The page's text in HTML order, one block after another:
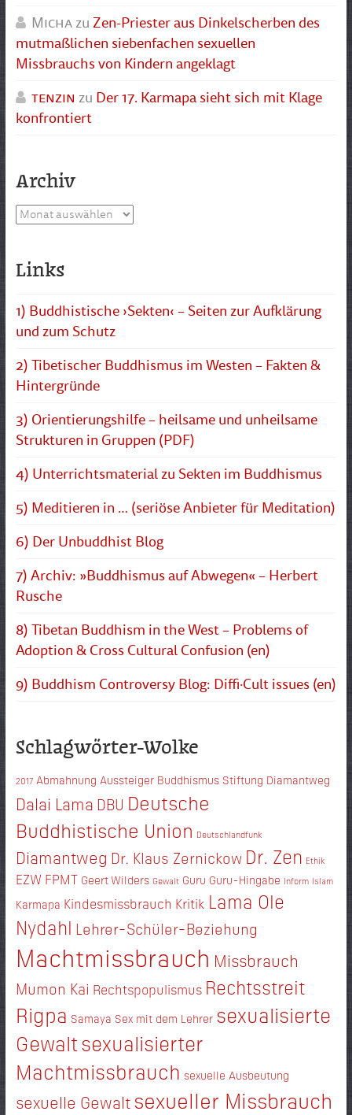
MichazuZen-Priester aus Dinkelscherben des
mutmaßlichen siebenfachen sexuellen
Missbrauchs von Kindern angeklagt
tenzin zu Der 17. Karmapa sieht sich mit Klage
konfrontiert
Archiv
Archiv
Links
1) Buddhistische ›Sekten‹ – Seiten zur Aufklärung
und zum Schutz
2) Tibetischer Buddhismus im Westen – Fakten &
Hintergründe
3) Orientierungshilfe – heilsame und unheilsame
Strukturen in Gruppen (PDF)
4) Unterrichtsmaterial zu Sekten im Buddhismus
5) Meditieren in … (seriöse Anbieter für Meditation)
6) Der Unbuddhist Blog
7) Archiv: »Buddhismus auf Abwegen« – Herbert
Rusche
8) Tibetan Buddhism in the West – Problems of
Adoption & Cross Cultural Confusion (en)
9) Buddhism Controversy Blog: Diffi·Cult issues (en)
Schlagwörter-Wolke
2017 Abmahnung Aussteiger Buddhismus Stiftung Diamantweg
Dalai Lama DBU Deutsche
Buddhistische Union Deutschlandfunk
Diamantweg Dr. Klaus Zernickow Dr. Zen Ethik
EZW FPMT Geert Wilders Gewalt Guru Guru-Hingabe Inform Islam
Karmapa Kindesmissbrauch Kritik Lama Ole
Nydahl Lehrer-Schüler-Beziehung
Machtmissbrauch Missbrauch
Mumon Kai Rechtspopulismus Rechtsstreit
Rigpa Samaya Sex mit dem Lehrer sexualisierte
Gewaltsexualisierter
Machtmissbrauch sexuelle Ausbeutung
sexuelle Gewalt sexueller Missbrauch